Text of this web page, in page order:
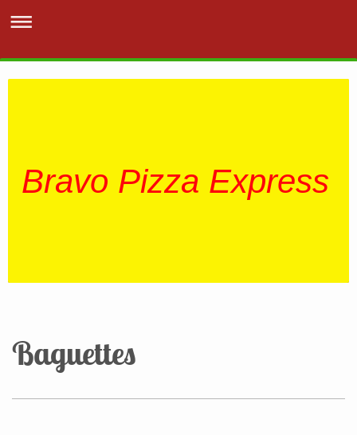
Bravo Pizza Express
Baguettes